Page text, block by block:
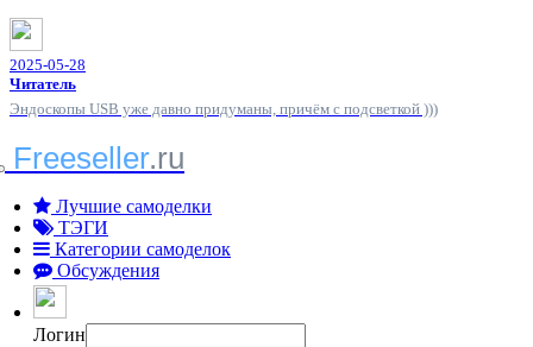
2025-05-28
Читатель
Эндоскопы USB уже давно придуманы, причём с подсветкой )))
Freeseller.ru
Лучшие самоделки
ТЭГИ
Категории самоделок
Обсуждения
Логин